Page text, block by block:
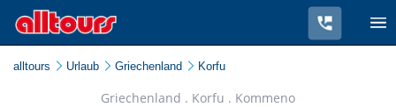
alltours Urlaub Griechenland Korfu
Griechenland . Korfu . Kommeno